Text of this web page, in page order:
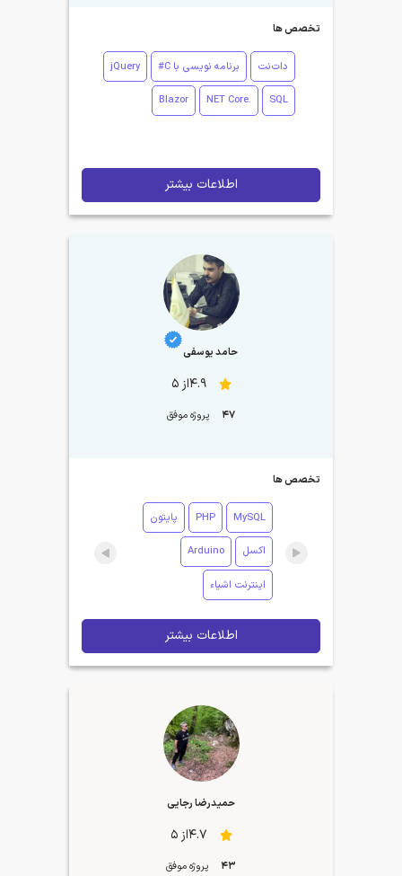
تخصص ها
دات‌نت برنامه نویسی با C# jQuery
SQL
.NET Core
Blazor
اطلاعات بیشتر
حامد یوسفی
4.9از 5
47 پروژه موفق
تخصص ها
MySQL
PHP پایتون
اکسل Arduino
اینترنت اشیاء
اطلاعات بیشتر
حمیدرضا رجایی
4.7از 5
43 پروژه موفق